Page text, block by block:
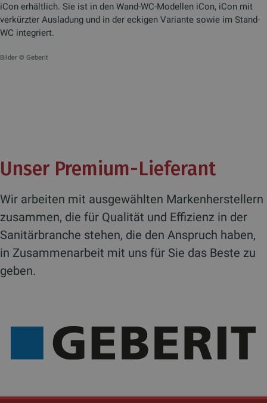
iCon erhältlich. Sie ist in den Wand-WC-Modellen iCon, iCon mit
verkürzter Ausladung und in der eckigen Variante sowie im Stand-
WC integriert.
Bilder © Geberit
Unser Premium-Lieferant
Wir arbeiten mit ausgewählten Markenherstellern
zusammen, die für Qualität und Effizienz in der
Sanitärbranche stehen, die den Anspruch haben,
in Zusammenarbeit mit uns für Sie das Beste zu
geben.